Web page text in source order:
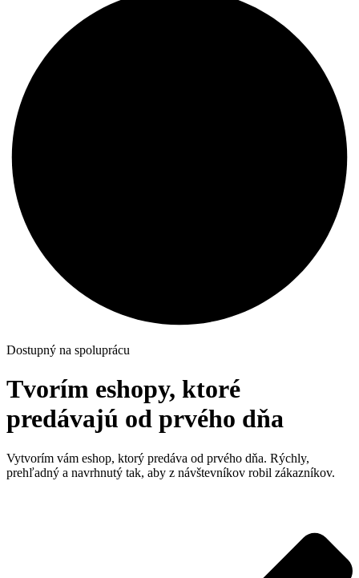
Dostupný na spoluprácu
Tvorím eshopy, ktoré
predávajú od prvého dňa
Vytvorím vám eshop, ktorý predáva od prvého dňa. Rýchly,
prehľadný a navrhnutý tak, aby z návštevníkov robil zákazníkov.